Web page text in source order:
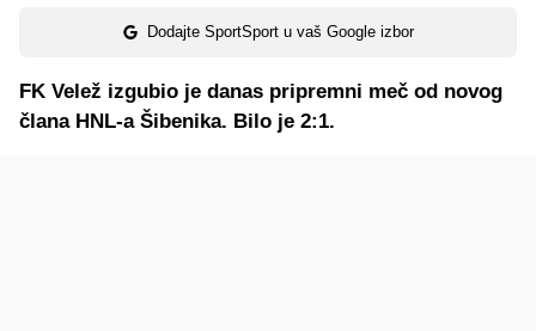
Dodajte SportSport u vaš Google izbor
FK Velež izgubio je danas pripremni meč od novog
člana HNL-a Šibenika. Bilo je 2:1.